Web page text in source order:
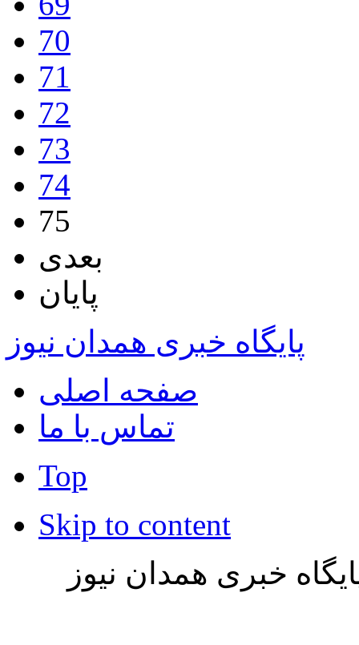
70
71
72
73
74
75
بعدی
پایان
پایگاه خبری همدان نیوز
صفحه اصلی
تماس با ما
Top
Skip to content
خبری همدان نیوز